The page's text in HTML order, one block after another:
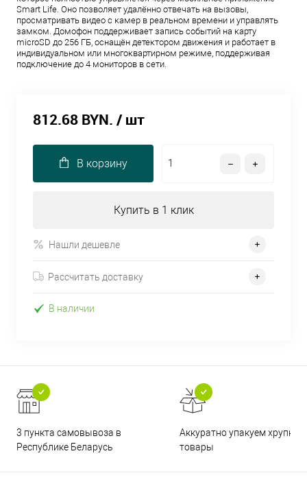
Smart Life. Оно позволяет удалённо отвечать на вызовы,
просматривать видео с камер в реальном времени и управлять
замком. Домофон поддерживает запись событий на карту
microSD до 256 ГБ, оснащён детектором движения и работает в
индивидуальном или многоквартирном режиме, поддерживая
подключение до 4 мониторов в сети.
812.68 BYN. / шт
В корзину
Купить в 1 клик
Нашли дешевле
Рассчитать доставку
В наличии
3 пункта самовывоза в
Республике Беларусь
Аккуратно упакуем хрупкие
товары